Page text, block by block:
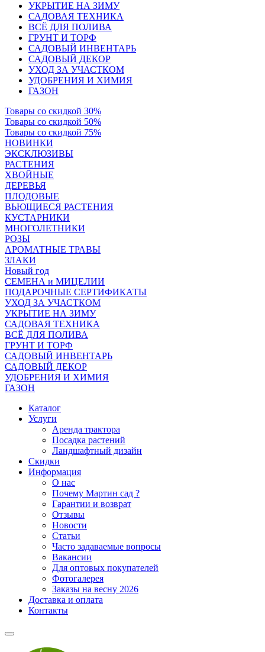
УКРЫТИЕ НА ЗИМУ
САДОВАЯ ТЕХНИКА
ВСЁ ДЛЯ ПОЛИВА
ГРУНТ И ТОРФ
САДОВЫЙ ИНВЕНТАРЬ
САДОВЫЙ ДЕКОР
УХОД ЗА УЧАСТКОМ
УДОБРЕНИЯ И ХИМИЯ
ГАЗОН
Товары со скидкой 30%
Товары со скидкой 50%
Товары со скидкой 75%
НОВИНКИ
ЭКСКЛЮЗИВЫ
РАСТЕНИЯ
ХВОЙНЫЕ
ДЕРЕВЬЯ
ПЛОДОВЫЕ
ВЬЮЩИЕСЯ РАСТЕНИЯ
КУСТАРНИКИ
МНОГОЛЕТНИКИ
РОЗЫ
АРОМАТНЫЕ ТРАВЫ
ЗЛАКИ
Новый год
СЕМЕНА и МИЦЕЛИИ
ПОДАРОЧНЫЕ СЕРТИФИКАТЫ
УХОД ЗА УЧАСТКОМ
УКРЫТИЕ НА ЗИМУ
САДОВАЯ ТЕХНИКА
ВСЁ ДЛЯ ПОЛИВА
ГРУНТ И ТОРФ
САДОВЫЙ ИНВЕНТАРЬ
САДОВЫЙ ДЕКОР
УДОБРЕНИЯ И ХИМИЯ
ГАЗОН
Каталог
Услуги
Аренда трактора
Посадка растений
Ландшафтный дизайн
Скидки
Информация
О нас
Почему Мартин сад ?
Гарантии и возврат
Отзывы
Новости
Статьи
Часто задаваемые вопросы
Вакансии
Для оптовых покупателей
Фотогалерея
Заказы на весну 2026
Доставка и оплата
Контакты